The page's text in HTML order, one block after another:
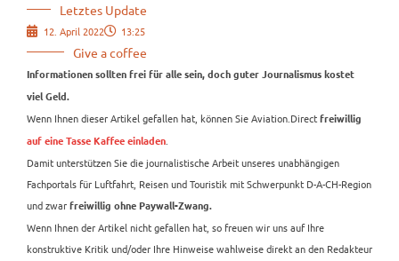
Letztes Update
12. April 2022 13:25
Give a coffee
Informationen sollten frei für alle sein, doch guter Journalismus kostet
viel Geld.
Wenn Ihnen dieser Artikel gefallen hat, können Sie Aviation.Direct freiwillig
auf eine Tasse Kaffee einladen
Damit unterstützen Sie die journalistische Arbeit unseres unabhängigen
Fachportals für Luftfahrt, Reisen und Touristik mit Schwerpunkt D-A-CH-Region
und zwar freiwillig ohne Paywall-Zwang.
Wenn Ihnen der Artikel nicht gefallen hat, so freuen wir uns auf Ihre
konstruktive Kritik und/oder Ihre Hinweise wahlweise direkt an den Redakteur